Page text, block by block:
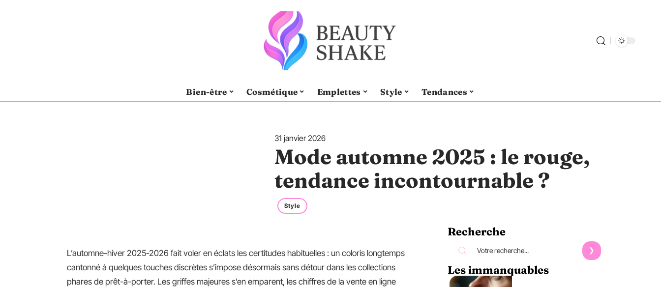
Bien-être Cosmétique Emplettes Style Tendances
31 janvier 2026
Mode automne 2025 : le rouge,
tendance incontournable ?
Style
L’automne-hiver 2025-2026 fait voler en éclats les certitudes habituelles : un coloris longtemps
cantonné à quelques touches discrètes s’impose désormais sans détour dans les collections
phares de prêt-à-porter. Les griffes majeures s’en emparent, les chiffres de la vente en ligne
Recherche
Les immanquables